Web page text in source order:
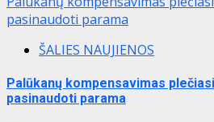
pasinaudoti parama
ŠALIES NAUJIENOS
Palūkanų kompensavimas
pasinaudoti parama